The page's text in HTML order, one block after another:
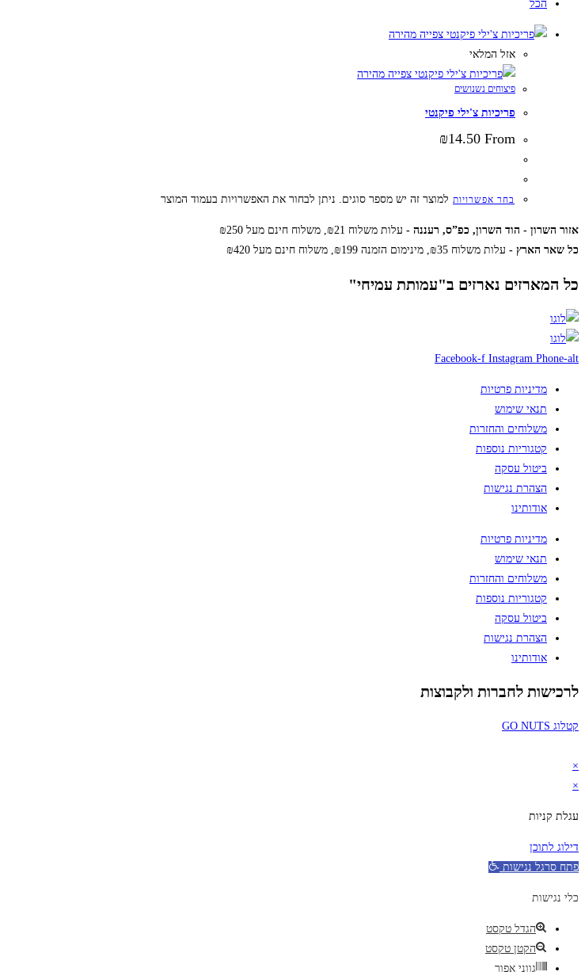
הכל
צפייה מהירה
אזל המלאי
צפייה מהירה
פיצוחים נשנושים
פריכיות צ'ילי פיקנטי
From
₪14.50
בחר אפשרויות למוצר זה יש מספר סוגים. ניתן לבחור את האפשרויות בעמוד המוצר
אזור השרון - הוד השרון, כפ”ס, רעננה - עלות משלוח ₪21, משלוח חינם מעל ₪250
כל שאר הארץ - עלות משלוח ₪35, מינימום הזמנה ₪199, משלוח חינם מעל ₪420
כל המארזים נארזים ב"עמותת עמיחי"
Facebook-f Instagram Phone-alt
מדיניות פרטיות
תנאי שימוש
משלוחים והחזרות
קטגוריות נוספות
ביטול עסקה
הצהרת נגישות
אודותינו
מדיניות פרטיות
תנאי שימוש
משלוחים והחזרות
קטגוריות נוספות
ביטול עסקה
הצהרת נגישות
אודותינו
לרכישות לחברות ולקבוצות
קטלוג GO NUTS
×
×
עגלת קניות
דילוג לתוכן
פתח סרגל נגישות
כלי נגישות
הגדל טקסט
הקטן טקסט
גווני אפור